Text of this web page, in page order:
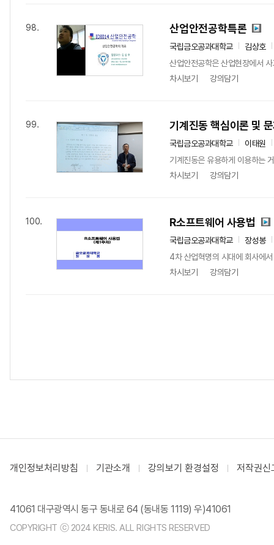
98. 산업안전공학특론
국립금오공과대학교
김상호
산업안전공학은 산업현장에서
차시보기
강의담기
99. 기계진동 핵심이론 및
국립금오공과대학교
이태원
기계진동은 유용하게 이용하는
차시보기
강의담기
100. R소프트웨어 사용법
국립금오공과대학교
장성봉
4차 산업혁명의 시대에 회사에
차시보기
강의담기
개인정보처리방침 기관소개 강의보기 환경설정 저작권신
41061 대구광역시 동구 동내로 64 (동내동 1119) 우)41061
COPYRIGHT ⓒ 2024 KERIS. ALL RIGHTS RESERVED